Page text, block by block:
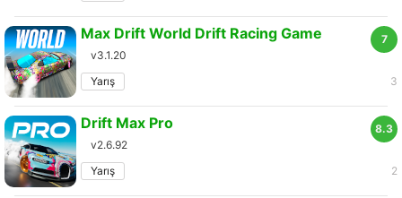
7
Max Drift World Drift Racing Game
v3.1.20
Yarış
3
8.3
Drift Max Pro
v2.6.92
Yarış
2